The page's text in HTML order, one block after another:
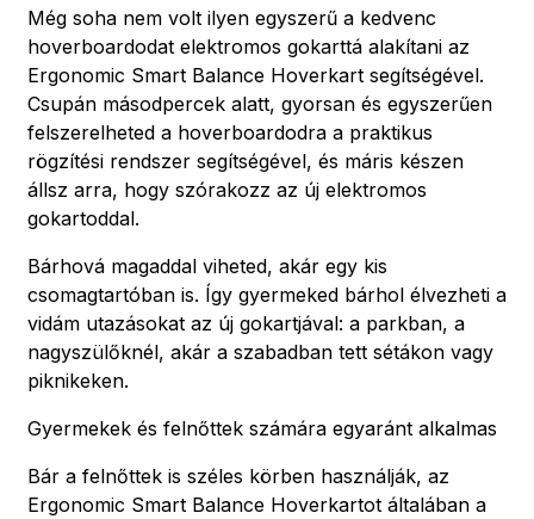
Még soha nem volt ilyen egyszerű a kedvenc
hoverboardodat elektromos gokarttá alakítani az
Ergonomic Smart Balance Hoverkart segítségével.
Csupán másodpercek alatt, gyorsan és egyszerűen
felszerelheted a hoverboardodra a praktikus
rögzítési rendszer segítségével, és máris készen
állsz arra, hogy szórakozz az új elektromos
gokartoddal.
Bárhová magaddal viheted, akár egy kis
csomagtartóban is. Így gyermeked bárhol élvezheti a
vidám utazásokat az új gokartjával: a parkban, a
nagyszülőknél, akár a szabadban tett sétákon vagy
piknikeken.
Gyermekek és felnőttek számára egyaránt alkalmas
Bár a felnőttek is széles körben használják, az
Ergonomic Smart Balance Hoverkartot általában a